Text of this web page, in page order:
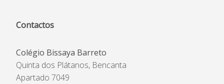
Contactos
Colégio Bissaya Barreto
Quinta dos Plátanos, Bencanta
Apartado 7049